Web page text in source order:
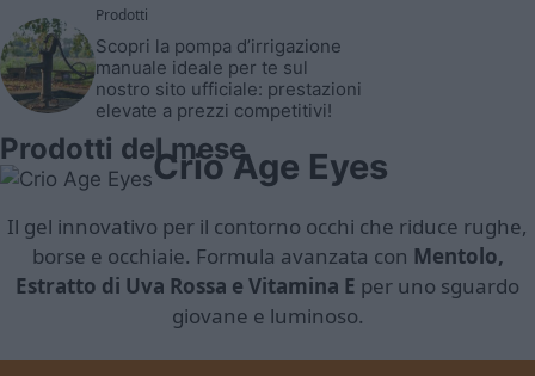
Prodotti
Scopri la pompa d’irrigazione
manuale ideale per te sul
nostro sito ufficiale: prestazioni
elevate a prezzi competitivi!
Prodotti del meseCrio Age Eyes
Il gel innovativo per il contorno occhi che riduce rughe,
borse e occhiaie. Formula avanzata con Mentolo,
Estratto di Uva Rossa e Vitamina E per uno sguardo
giovane e luminoso.